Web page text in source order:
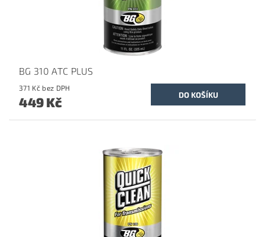
BG 310 ATC PLUS
371 Kč bez DPH
449 Kč